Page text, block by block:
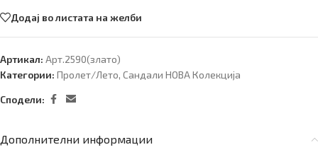
Додај во листата на желби
Артикал: Арт.2590(злато)
Категории: Пролет/Лето, Сандали НОВА Колекција
Сподели:
Дополнителни информации